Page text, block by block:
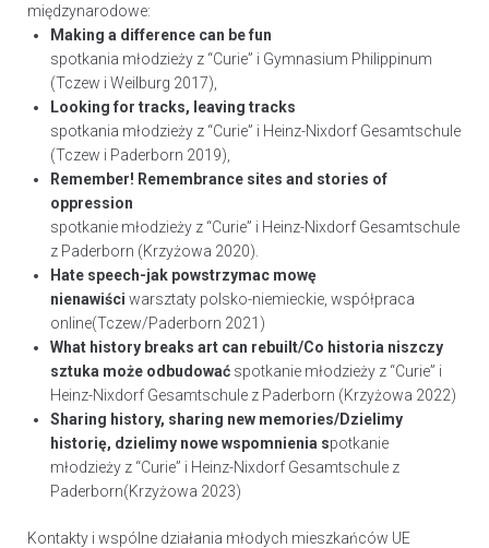
międzynarodowe:
Making a difference can be fun
spotkania młodzieży z “Curie” i Gymnasium Philippinum
(Tczew i Weilburg 2017),
Looking for tracks, leaving tracks
spotkania młodzieży z “Curie” i Heinz-Nixdorf Gesamtschule
(Tczew i Paderborn 2019),
Remember! Remembrance sites and stories of
oppression
spotkanie młodzieży z “Curie” i Heinz-Nixdorf Gesamtschule
z Paderborn (Krzyżowa 2020).
Hate speech-jak powstrzymac mowę
nienawiści warsztaty polsko-niemieckie, współpraca
online(Tczew/Paderborn 2021)
What history breaks art can rebuilt/Co historia niszczy
sztuka może odbudować spotkanie młodzieży z “Curie” i
Heinz-Nixdorf Gesamtschule z Paderborn (Krzyżowa 2022)
Sharing history, sharing new memories/Dzielimy
historię, dzielimy nowe wspomnienia spotkanie
młodzieży z “Curie” i Heinz-Nixdorf Gesamtschule z
Paderborn(Krzyżowa 2023)
Kontakty i wspólne działania młodych mieszkańców UE